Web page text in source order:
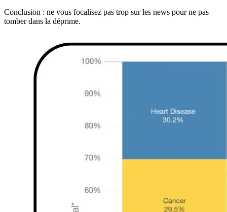
Conclusion : ne vous focalisez pas trop sur les news pour ne pas
tomber dans la déprime.